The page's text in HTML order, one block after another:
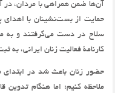
آ‌‌ن‌ها ضمن همراهي با مردان، در
حمايت از بست‌نشينان با اهداي
سلاح در دست مي‌گرفتند و به
كارنامة فعاليت زنان ايراني، به
حضور زنان باعث شد در
ملاحظه كنيم؛ اما هنگام تدوين